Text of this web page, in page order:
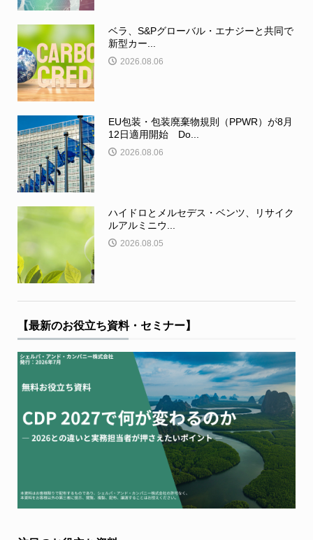
ベラ、S&Pグローバル・エナジーと共同で
新型カー...
2026.08.06
EU包装・包装廃棄物規則（PPWR）が8月
12日適用開始 Do...
2026.08.06
ハイドロとメルセデス・ベンツ、リサイク
ルアルミニウ...
2026.08.05
【最新のお役立ち資料・セミナー】